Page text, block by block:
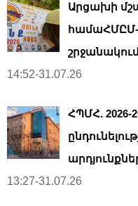
Արցախի
համաՀՄԸՄ-
14:52-31.07.26
ՀՊՄՀ. 2026-
13:27-31.07.26